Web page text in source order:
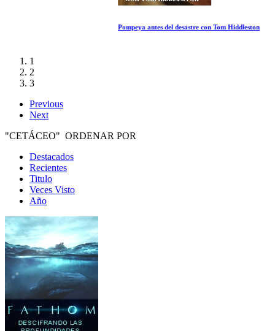
Pompeya antes del desastre con Tom Hiddleston
1
2
3
Previous
Next
"CETÁCEO" ORDENAR POR
Destacados
Recientes
Titulo
Veces Visto
Año